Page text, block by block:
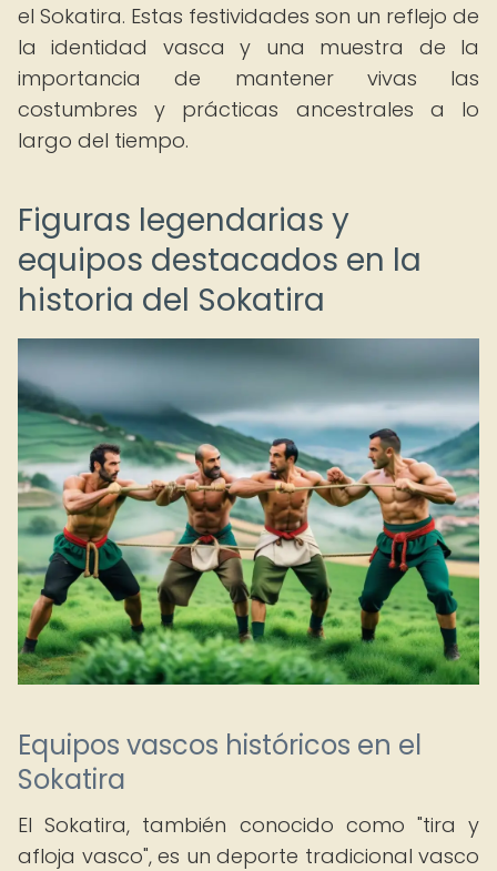
el Sokatira. Estas festividades son un reflejo de
la identidad vasca y una muestra de la
importancia de mantener vivas las
costumbres y prácticas ancestrales a lo
largo del tiempo.
Figuras legendarias y
equipos destacados en la
historia del Sokatira
Equipos vascos históricos en el
Sokatira
El Sokatira, también conocido como "tira y
afloja vasco", es un deporte tradicional vasco